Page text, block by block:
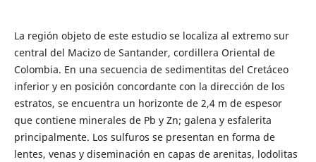
La región objeto de este estudio se localiza al extremo sur
central del Macizo de Santander, cordillera Oriental de
Colombia. En una secuencia de sedimentitas del Cretáceo
inferior y en posición concordante con la dirección de los
estratos, se encuentra un horizonte de 2,4 m de espesor
que contiene minerales de Pb y Zn; galena y esfalerita
principalmente. Los sulfuros se presentan en forma de
lentes, venas y diseminación en capas de arenitas, lodolitas